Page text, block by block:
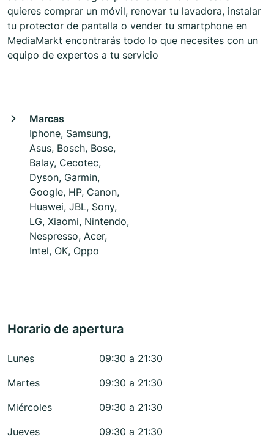
quieres comprar un móvil, renovar tu lavadora, instalar
tu protector de pantalla o vender tu smartphone en
MediaMarkt encontrarás todo lo que necesites con un
equipo de expertos a tu servicio
Marcas
Iphone, Samsung,
Asus, Bosch, Bose,
Balay, Cecotec,
Dyson, Garmin,
Google, HP, Canon,
Huawei, JBL, Sony,
LG, Xiaomi, Nintendo,
Nespresso, Acer,
Intel, OK, Oppo
Horario de apertura
Lunes
09:30 a 21:30
Martes
09:30 a 21:30
Miércoles
09:30 a 21:30
Jueves
09:30 a 21:30